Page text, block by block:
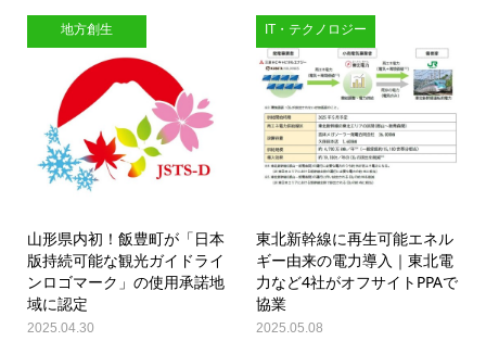
地方創生
山形県内初！飯豊町が「日本
版持続可能な観光ガイドライ
ンロゴマーク」の使用承諾地
域に認定
2025.04.30
IT・テクノロジー
東北新幹線に再生可能エネル
ギー由来の電力導入｜東北電
力など4社がオフサイトPPAで
協業
2025.05.08